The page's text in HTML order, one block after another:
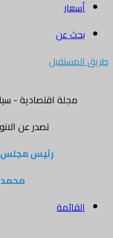
أسعار
بحث عن
طريق المستقبل
مجلة اقتصادية -
تصدر عن
رئيس مجلس
القائمة